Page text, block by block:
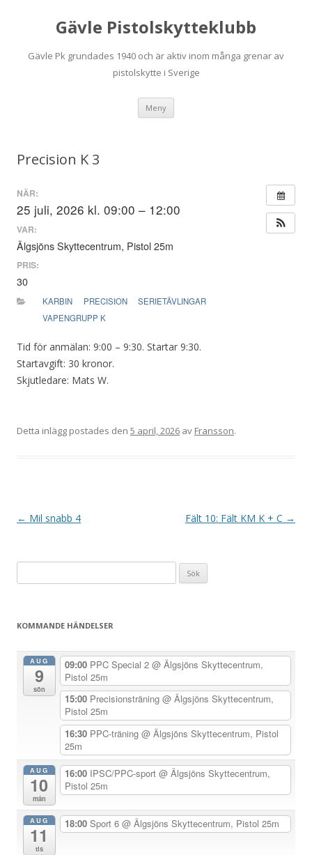
Gävle Pistolskytteklubb
Gävle Pk grundades 1940 och är aktiv inom många grenar av
pistolskytte i Sverige
Meny
Precision K 3
NÄR:
25 juli, 2026 kl. 09:00 – 12:00
VAR:
Älgsjöns Skyttecentrum, Pistol 25m
PRIS:
30
KARBIN PRECISION
SERIETÄVLINGAR
VAPENGRUPP K
Tid för anmälan: 9:00 – 9:30. Startar 9:30.
Startavgift: 30 kronor.
Skjutledare: Mats W.
Detta inlägg postades den 5 april, 2026 av Fransson.
I
n
n
← Mil snabb 4 Fält 10: Fält KM K + C →
efter:
KOMMANDE HÄNDELSER
AUG
9
sön
09:00 PPC Special 2 @ Älgsjöns Skyttecentrum,
Pistol 25m
15:00 Precisionsträning @ Älgsjöns Skyttecentrum,
Pistol 25m
16:30 PPC-träning @ Älgsjöns Skyttecentrum, Pistol
25m
AUG
10
mån
16:00 IPSC/PPC-sport @ Älgsjöns Skyttecentrum,
Pistol 25m
AUG
11
tis
18:00 Sport 6 @ Älgsjöns Skyttecentrum, Pistol 25m